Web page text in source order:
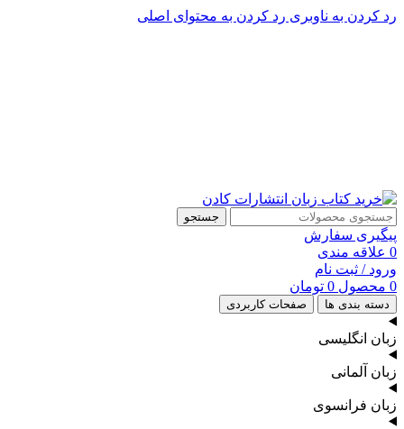
رد کردن به ناوبری رد کردن به محتوای اصلی
جستجو
پیگیری سفارش
0 علاقه مندی
ورود / ثبت نام
0 محصول 0 تومان
دسته بندی ها صفحات کاربردی
زبان انگلیسی
زبان آلمانی
زبان فرانسوی